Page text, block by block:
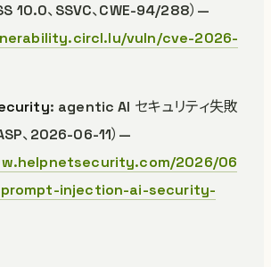
10.0、SSVC、CWE-94/288）—
vuln/cve-2026-
: agentic AI セキュリティ失敗
、2026-06-11）—
2026/06
prompt-injection-ai-security-